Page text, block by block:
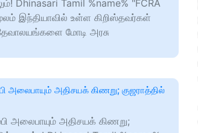
Dhinasari Tamil %name% "FCRA
இந்தியாவில் உள்ள கிறிஸ்தவர்கள்
மோடி அரசு
அலைபாயும் அதிசயக் கிணறு; குஜராத்தில்
அலைபாயும் அதிசயக் கிணறு;